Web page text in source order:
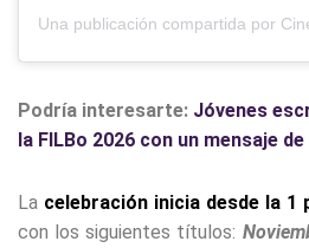
Podría interesarte: Jóvenes
la FILBo 2026 con un mensaje
La celebración inicia desde la 1
con los siguientes títulos: